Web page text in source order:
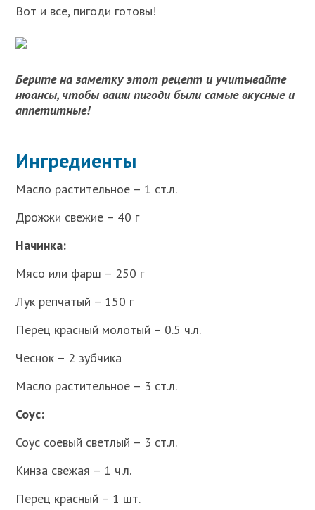
Вот и все, пигоди готовы!
Берите на заметку этот рецепт и учитывайте
нюансы, чтобы ваши пигоди были самые вкусные и
аппетитные!
Ингредиенты
Масло растительное – 1 ст.л.
Дрожжи свежие – 40 г
Начинка:
Мясо или фарш – 250 г
Лук репчатый – 150 г
Перец красный молотый – 0.5 ч.л.
Чеснок – 2 зубчика
Масло растительное – 3 ст.л.
Соус:
Соус соевый светлый – 3 ст.л.
Кинза свежая – 1 ч.л.
Перец красный – 1 шт.